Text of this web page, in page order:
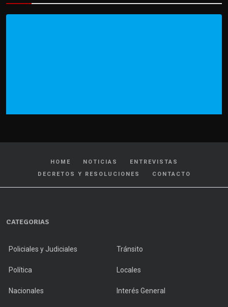
HOME NOTICIAS
ENTREVISTAS
DECRETOS Y RESOLUCIONES
CONTACTO
CATEGORIAS
Policiales y Judiciales Tránsito
Política Locales
Nacionales Interés General